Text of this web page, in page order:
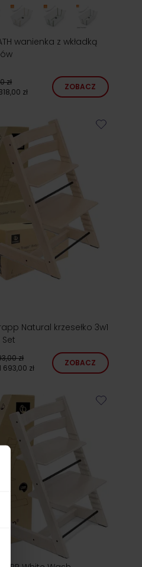
wanienka z wkładką
zł
zł
ZOBACZ
Natural krzesełko 3w1
zł
1 693,00 zł
ZOBACZ